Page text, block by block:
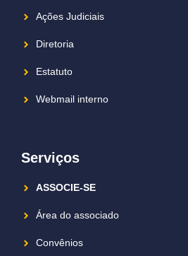
Ações Judiciais
Diretoria
Estatuto
Webmail interno
Serviços
ASSOCIE-SE
Área do associado
Convênios